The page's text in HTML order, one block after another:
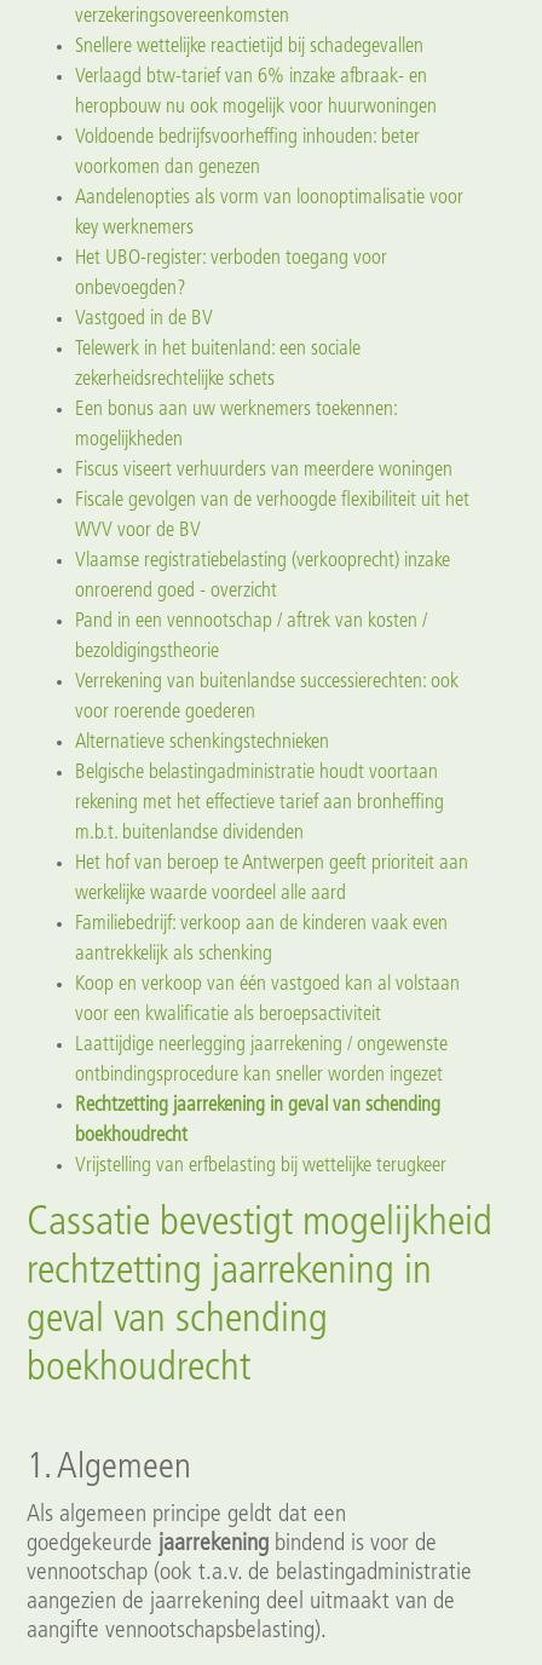
verzekeringsovereenkomsten
Snellere wettelijke reactietijd bij schadegevallen
Verlaagd btw-tarief van 6% inzake afbraak- en
heropbouw nu ook mogelijk voor huurwoningen
Voldoende bedrijfsvoorheffing inhouden: beter
voorkomen dan genezen
Aandelenopties als vorm van loonoptimalisatie voor
key werknemers
Het UBO-register: verboden toegang voor
onbevoegden?
Vastgoed in de BV
Telewerk in het buitenland: een sociale
zekerheidsrechtelijke schets
Een bonus aan uw werknemers toekennen:
mogelijkheden
Fiscus viseert verhuurders van meerdere woningen
Fiscale gevolgen van de verhoogde flexibiliteit uit het
WVV voor de BV
Vlaamse registratiebelasting (verkooprecht) inzake
onroerend goed - overzicht
Pand in een vennootschap / aftrek van kosten /
bezoldigingstheorie
Verrekening van buitenlandse successierechten: ook
voor roerende goederen
Alternatieve schenkingstechnieken
Belgische belastingadministratie houdt voortaan
rekening met het effectieve tarief aan bronheffing
m.b.t. buitenlandse dividenden
Het hof van beroep te Antwerpen geeft prioriteit aan
werkelijke waarde voordeel alle aard
Familiebedrijf: verkoop aan de kinderen vaak even
aantrekkelijk als schenking
Koop en verkoop van één vastgoed kan al volstaan
voor een kwalificatie als beroepsactiviteit
Laattijdige neerlegging jaarrekening / ongewenste
ontbindingsprocedure kan sneller worden ingezet
Rechtzetting jaarrekening in geval van schending
boekhoudrecht
Vrijstelling van erfbelasting bij wettelijke terugkeer
Cassatie bevestigt mogelijkheid
rechtzetting jaarrekening in
geval van schending
boekhoudrecht
1. Algemeen
Als algemeen principe geldt dat een
goedgekeurde jaarrekening bindend is voor de
vennootschap (ook t.a.v. de belastingadministratie
aangezien de jaarrekening deel uitmaakt van de
aangifte vennootschapsbelasting).